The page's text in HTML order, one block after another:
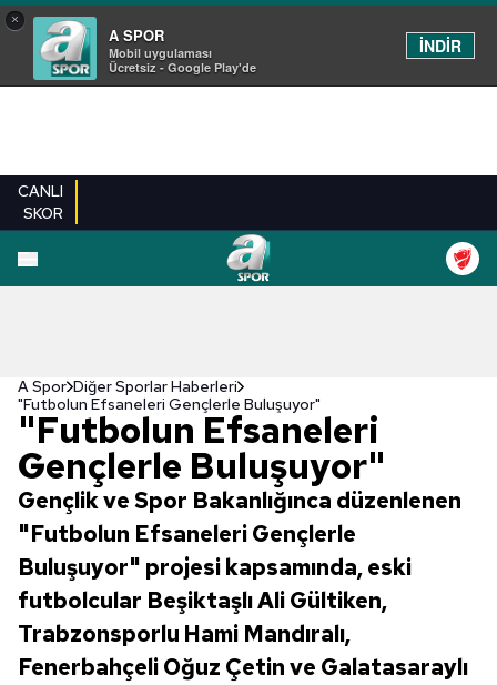
×
A SPOR
Mobil uygulaması
Ücretsiz - Google Play'de
İNDİR
CANLI
SKOR
A Spor Diğer Sporlar Haberleri
"Futbolun Efsaneleri Gençlerle Buluşuyor"
"Futbolun Efsaneleri
Gençlerle Buluşuyor"
Gençlik ve Spor Bakanlığınca düzenlenen
"Futbolun Efsaneleri Gençlerle
Buluşuyor" projesi kapsamında, eski
futbolcular Beşiktaşlı Ali Gültiken,
Trabzonsporlu Hami Mandıralı,
Fenerbahçeli Oğuz Çetin ve Galatasaraylı